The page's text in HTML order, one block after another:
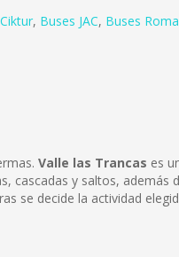
Ciktur, Buses JAC, Buses
Valle las Trancas es
cascadas y saltos, además
se decide la actividad